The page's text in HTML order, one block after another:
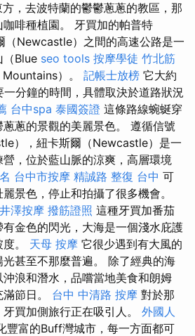
方，去波特蘭的鬱鬱蔥蔥的教區，那
啡種植園。 牙買加的帕普特
（Newcastle）之間的高速公路是一
（Blue seo tools 按摩學徒 竹北筋
Mountains）。 記帳士放榜 它大約
分鐘的時間，具體取決於道路狀況
台中spa 泰國簽證 這條路線蜿蜒穿
蔥的景觀的美麗景色。 遵循信號
），紐卡斯爾（Newcastle）是一
，位於藍山脈的涼爽，高層環境
台中市按摩 精誠路 整復 台中 可
景色，停止和拍攝了很多機會。
澤按摩 撥筋證照 這種牙買加番茄
金色的閃光，大海是一個淺水庇護
。 天母 按摩 它很少遇到有大風的
甚至不那麼普遍。 除了經典的海
浪和潛水，品嚐當地美食和朗姆
節日。 台中 中清路 按摩 對於那
買加側旅行正在吸引人。 外國人
豐富的Buff灣城市，每一方面都可